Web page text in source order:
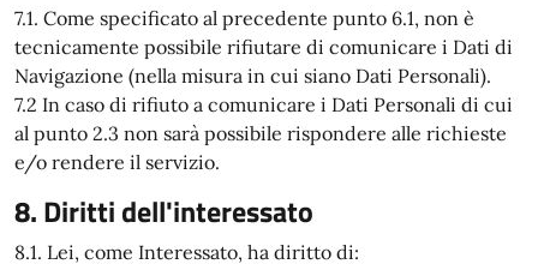
7.1. Come specificato al precedente punto 6.1, non è
tecnicamente possibile rifiutare di comunicare i Dati di
Navigazione (nella misura in cui siano Dati Personali).
7.2 In caso di rifiuto a comunicare i Dati Personali di cui
al punto 2.3 non sarà possibile rispondere alle richieste
e/o rendere il servizio.
8. Diritti dell'interessato
8.1. Lei, come Interessato, ha diritto di: